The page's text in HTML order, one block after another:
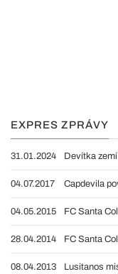
EXPRES ZPRÁVY
31.01.2024 Devítka
04.07.2017 Capdevila
04.05.2015 FC Santa
28.04.2014 FC Santa
08.04.2013 Lusitanos